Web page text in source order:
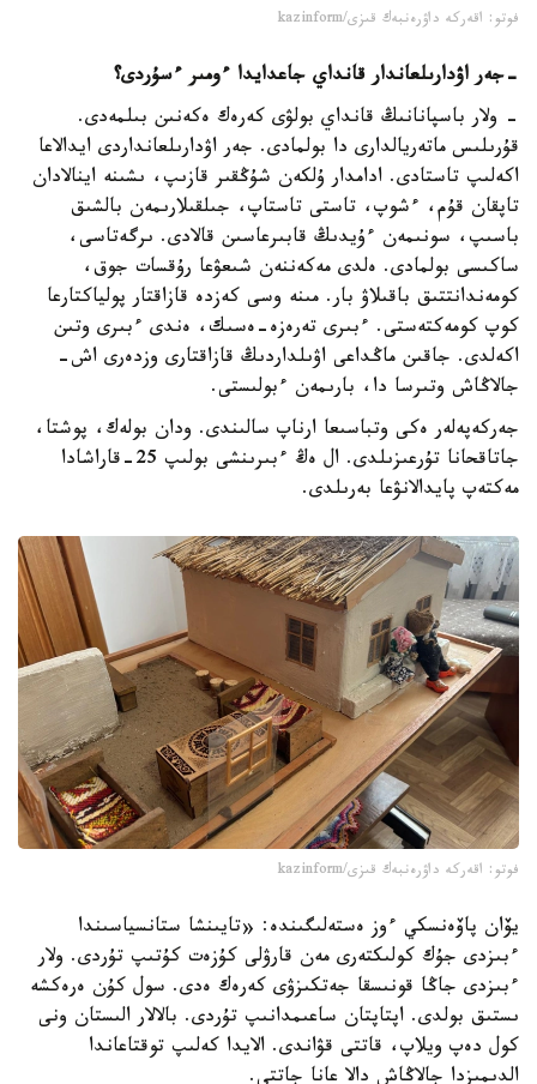
فوتو: اقەركە داۋرەنبەك قىزى/kazinform
-جەر اۋدارىلعاندار قانداي جاعدايدا ءومىر ءسۇردى؟
- ولار باسپانانىڭ قانداي بولۋى كەرەك ەكەنىن بىلمەدى.
قۇرىلىس ماتەريالدارى دا بولمادى. جەر اۋدارىلعانداردى ايدالاعا
اكەلىپ تاستادى. ادامدار ۇلكەن شۇڭقىر قازىپ، ىشىنە اينالادان
تاپقان قۇم، ءشوپ، تاستى تاستاپ، جىلقىلارىمەن بالشىق
باسىپ، سونىمەن ءۇيدىڭ قابىرعاسىن قالادى. ىرگەتاسى،
ساكىسى بولمادى. ەلدى مەكەننەن شىعۋعا رۇقسات جوق،
كومەندانتتىق باقىلاۋ بار. مىنە وسى كەزدە قازاقتار پولياكتارعا
كوپ كومەكتەستى. ءبىرى تەرەزە-ەسىك، ەندى ءبىرى وتىن
اكەلدى. جاقىن ماڭداعى اۋىلداردىڭ قازاقتارى وزدەرى اش-
جالاڭاش وتىرسا دا، بارىمەن ءبولىستى.
جەركەپەلەر ەكى وتباسىعا ارناپ سالىندى. ودان بولەك، پوشتا،
جاتاقحانا تۇرعىزىلدى. ال ەڭ ءبىرىنشى بولىپ 25-قاراشادا
مەكتەپ پايدالانۋعا بەرىلدى.
فوتو: اقەركە داۋرەنبەك قىزى/kazinform
يۆان پاۆەنسكي ءوز ەستەلىگىندە: «تايىنشا ستانسياسىندا
ءبىزدى جۇك كولىكتەرى مەن قارۋلى كۇزەت كۇتىپ تۇردى. ولار
ءبىزدى جاڭا قونىسقا جەتكىزۋى كەرەك ەدى. سول كۇن ەرەكشە
ىستىق بولدى. اپتاپتان ساعىمدانىپ تۇردى. بالالار الىستان ونى
كول دەپ ويلاپ، قاتتى قۋاندى. الايدا كەلىپ توقتاعاندا